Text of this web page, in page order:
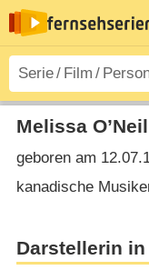
Melissa O’Neil
geboren am
kanadische
Darstellerin in